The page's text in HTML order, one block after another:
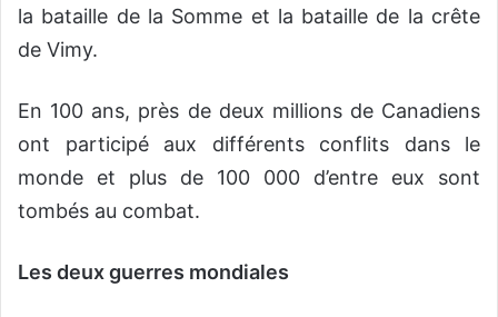
la bataille de la Somme et la bataille de la crête
de Vimy.
En 100 ans, près de deux millions de Canadiens
ont participé aux différents conflits dans le
monde et plus de 100 000 d’entre eux sont
tombés au combat.
Les deux guerres mondiales